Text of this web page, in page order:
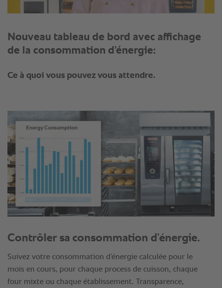
Nouveau tableau de bord avec affichage
de la consommation d’énergie:
Ce à quoi vous pouvez vous attendre.
Contrôler sa consommation d’énergie.
Suivez votre consommation d’énergie calculée pour le
mois en cours, pour chaque process de cuisson, chaque
four mixte ou chaque établissement. Transparence,